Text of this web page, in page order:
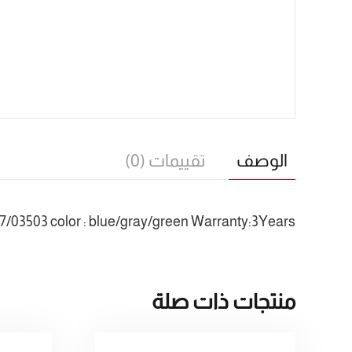
الوصف تقييمات (0)
03503 color : blue/gray/green Warranty:3Years
منتجات ذات صلة